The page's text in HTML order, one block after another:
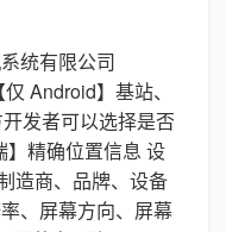
统有限公司
Android】基站、
发者可以选择是否
精确位置信息 设
造商、品牌、设备
、屏幕方向、屏幕